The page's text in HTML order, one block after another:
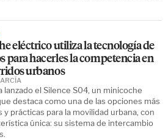
eléctrico utiliza la tecnología de
para hacerles la competencia en
urbanos
lanzado el Silence S04, un minicoche
destaca como una de las opciones más
y prácticas para la movilidad urbana, con
única: su sistema de intercambio